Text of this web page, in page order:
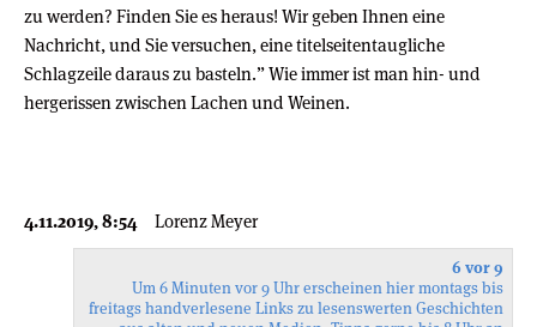
zu werden? Finden Sie es heraus! Wir geben Ihnen eine
Nachricht, und Sie versuchen, eine titelseitentaugliche
Schlagzeile daraus zu basteln.” Wie immer ist man hin- und
hergerissen zwischen Lachen und Weinen.
4.11.2019, 8:54 Lorenz Meyer
6 vor 9
Um 6 Minuten vor 9 Uhr erscheinen hier montags bis
freitags handverlesene Links zu lesenswerten Geschichten